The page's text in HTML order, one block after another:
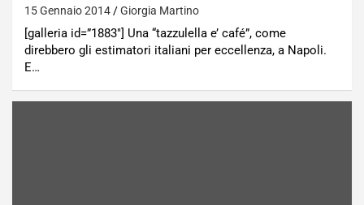
15 Gennaio 2014 Giorgia Martino
[galleria id=”1883″] Una “tazzulella e’ café”, come
direbbero gli estimatori italiani per eccellenza, a Napoli.
E…